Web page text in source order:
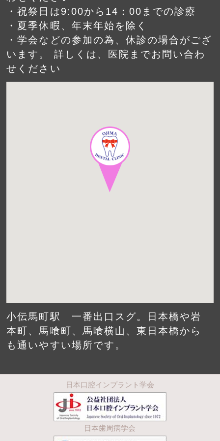
・祝祭日は9:00から14：00までの診療
・夏季休暇、年末年始を除く
・学会などの参加の為、休診の場合がござ
います。 詳しくは、医院までお問い合わ
せください
小伝馬町駅 一番出口スグ。日本橋や岩
本町、馬喰町、馬喰横山、東日本橋から
も通いやすい場所です。
日本口腔インプラント学会
日本歯周病学会